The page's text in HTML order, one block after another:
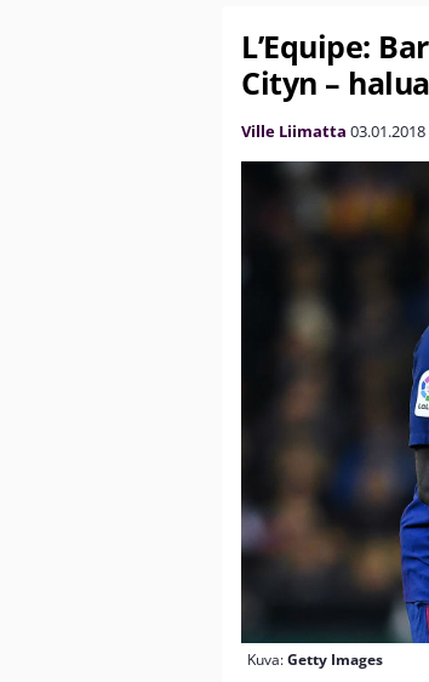
L’Equipe:
Cityn –
Ville Liimatta 03.01.2018
Kuva:Getty Images